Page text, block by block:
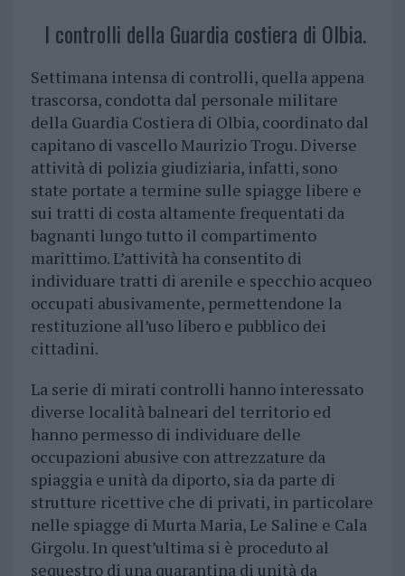
I controlli della Guardia costiera di Olbia.
Settimana intensa di controlli, quella appena
trascorsa, condotta dal personale militare
della Guardia Costiera di Olbia, coordinato dal
capitano di vascello Maurizio Trogu. Diverse
attività di polizia giudiziaria, infatti, sono
state portate a termine sulle spiagge libere e
sui tratti di costa altamente frequentati da
bagnanti lungo tutto il compartimento
marittimo. L’attività ha consentito di
individuare tratti di arenile e specchio acqueo
occupati abusivamente, permettendone la
restituzione all’uso libero e pubblico dei
cittadini.
La serie di mirati controlli hanno interessato
diverse località balneari del territorio ed
hanno permesso di individuare delle
occupazioni abusive con attrezzature da
spiaggia e unità da diporto, sia da parte di
strutture ricettive che di privati, in particolare
nelle spiagge di Murta Maria, Le Saline e Cala
Girgolu. In quest’ultima si è proceduto al
sequestro di una quarantina di unità da